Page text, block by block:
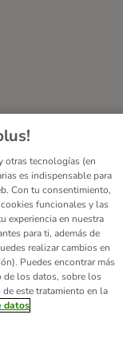
Aviso Legal
pago
otras tecnologías (en
es indispensable para
Con tu consentimiento,
funcionales y las
experiencia en nuestra
para ti, además de
realizar cambios en
Puedes encontrar más
de los datos, sobre los
este tratamiento en la
datos